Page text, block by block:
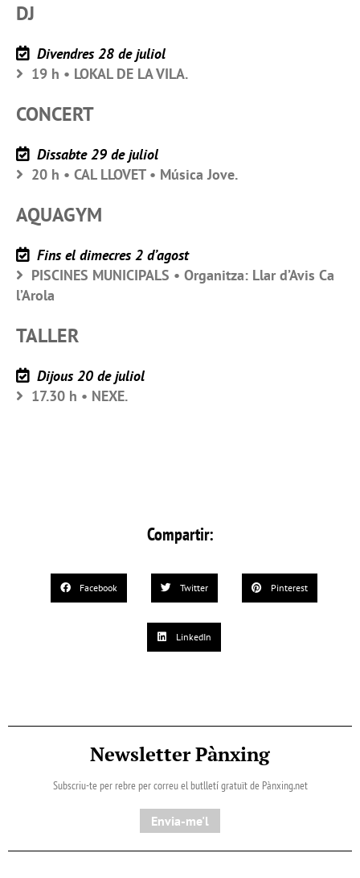
DJ
Divendres 28 de juliol
19 h • LOKAL DE LA VILA.
CONCERT
Dissabte 29 de juliol
20 h • CAL LLOVET • Música Jove.
AQUAGYM
Fins el dimecres 2 d’agost
PISCINES MUNICIPALS • Organitza: Llar d’Avis Ca
l’Arola
TALLER
Dijous 20 de juliol
17.30 h • NEXE.
Compartir:
Facebook Twitter Pinterest
LinkedIn
Newsletter Pànxing
Subscriu-te per rebre per correu el butlletí gratuït de Pànxing.net​
Envia-me'l